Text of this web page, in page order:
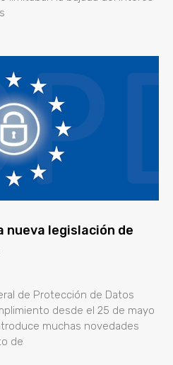
nueva legislación de
de Protección de Datos
desde el 25 de mayo
muchas novedades
de